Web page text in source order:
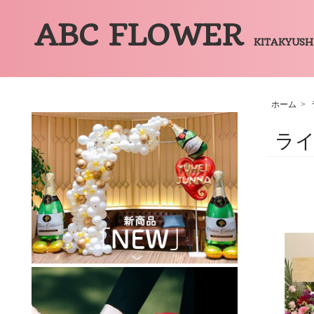
ABC FLOWER
ホーム >
ラ